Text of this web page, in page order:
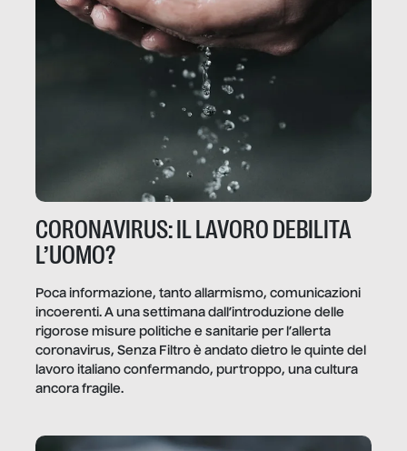
CORONAVIRUS: IL LAVORO DEBILITA
L’UOMO?
Poca informazione, tanto allarmismo, comunicazioni
incoerenti. A una settimana dall’introduzione delle
rigorose misure politiche e sanitarie per l’allerta
coronavirus, Senza Filtro è andato dietro le quinte del
lavoro italiano confermando, purtroppo, una cultura
ancora fragile.